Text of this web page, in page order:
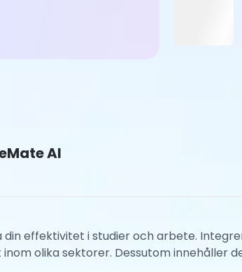
AI
effektivitet i studier och arbete.
olika sektorer. Dessutom innehåller